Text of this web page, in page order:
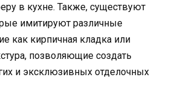
в кухне. Также, существуют
имитируют различные
как кирпичная кладка или
позволяющие создать
и эксклюзивных отделочных